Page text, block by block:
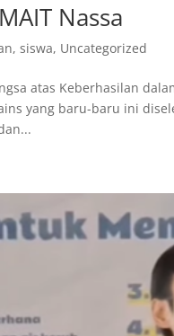
Nassa
,siswa, Uncategorized
atas Keberhasilan
yang baru-baru ini